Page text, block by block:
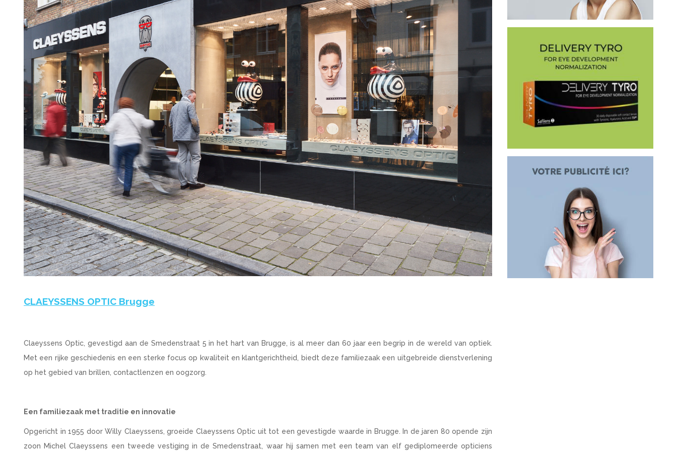
CLAEYSSENS OPTIC Brugge
Claeyssens Optic, gevestigd aan de Smedenstraat 5 in het hart van Brugge, is al meer dan 60 jaar een begrip in de wereld van optiek.
Met een rijke geschiedenis en een sterke focus op kwaliteit en klantgerichtheid, biedt deze familiezaak een uitgebreide dienstverlening
op het gebied van brillen, contactlenzen en oogzorg.
Een familiezaak met traditie en innovatie
Opgericht in 1955 door Willy Claeyssens, groeide Claeyssens Optic uit tot een gevestigde waarde in Brugge. In de jaren 80 opende zijn
zoon Michel Claeyssens een tweede vestiging in de Smedenstraat, waar hij samen met een team van elf gediplomeerde opticiens